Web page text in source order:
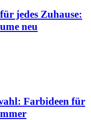
jedes Zuhause:
neu
Farbideen für